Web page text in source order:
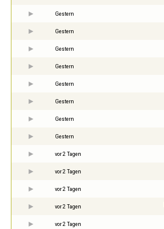
Gestern
Gestern
Gestern
Gestern
Gestern
Gestern
Gestern
Gestern
vor 2 Tagen
vor 2 Tagen
vor 2 Tagen
vor 2 Tagen
vor 2 Tagen